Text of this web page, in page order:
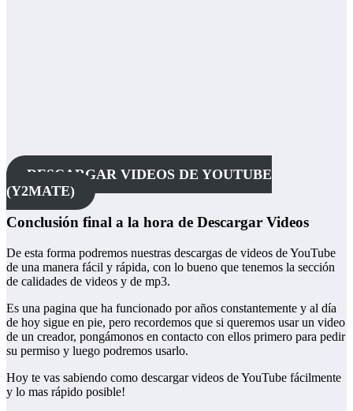
DESCARGAR VIDEOS DE YOUTUBE
(Y2MATE)
Conclusión final a la hora de Descargar Videos
De esta forma podremos nuestras descargas de videos de YouTube
de una manera fácil y rápida, con lo bueno que tenemos la sección
de calidades de videos y de mp3.
Es una pagina que ha funcionado por años constantemente y al día
de hoy sigue en pie, pero recordemos que si queremos usar un video
de un creador, pongámonos en contacto con ellos primero para pedir
su permiso y luego podremos usarlo.
Hoy te vas sabiendo como descargar videos de YouTube fácilmente
y lo mas rápido posible!